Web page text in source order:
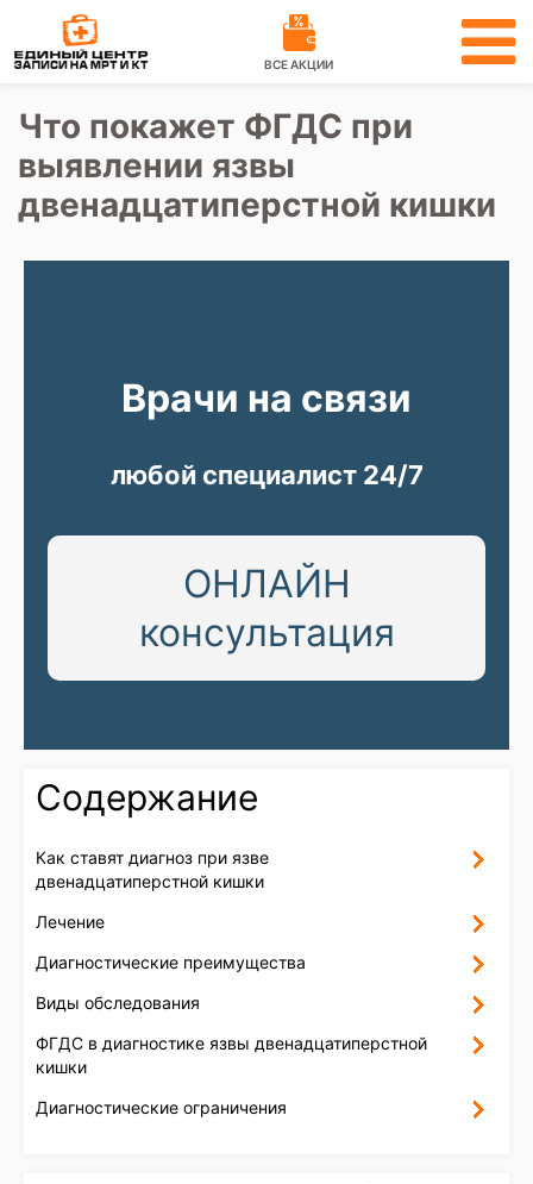
ВСЕ АКЦИИ
Что покажет ФГДС при
выявлении язвы
двенадцатиперстной кишки
ОНЛАЙН
консультация
любой специалист 24/7
Врачи на связи
Содержание
Как ставят диагноз при язве
двенадцатиперстной кишки
Лечение
Диагностические преимущества
Виды обследования
ФГДС в диагностике язвы двенадцатиперстной
кишки
Диагностические ограничения